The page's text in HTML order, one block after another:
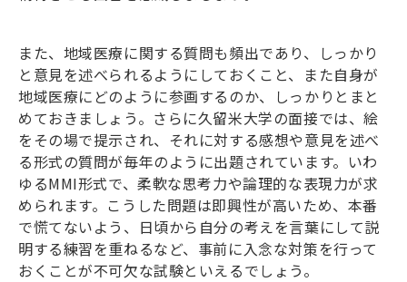
また、地域医療に関する質問も頻出であり、しっかり
と意見を述べられるようにしておくこと、また自身が
地域医療にどのように参画するのか、しっかりとまと
めておきましょう。さらに久留米大学の面接では、絵
をその場で提示され、それに対する感想や意見を述べ
る形式の質問が毎年のように出題されています。いわ
ゆるMMI形式で、柔軟な思考力や論理的な表現力が求
められます。こうした問題は即興性が高いため、本番
で慌てないよう、日頃から自分の考えを言葉にして説
明する練習を重ねるなど、事前に入念な対策を行って
おくことが不可欠な試験といえるでしょう。